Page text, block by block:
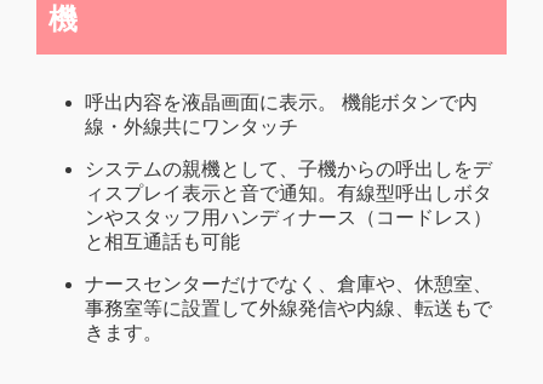
機
呼出内容を液晶画面に表示。 機能ボタンで内
線・外線共にワンタッチ
システムの親機として、子機からの呼出しをデ
ィスプレイ表示と音で通知。有線型呼出しボタ
ンやスタッフ用ハンディナース（コードレス）
と相互通話も可能
ナースセンターだけでなく、倉庫や、休憩室、
事務室等に設置して外線発信や内線、転送もで
きます。